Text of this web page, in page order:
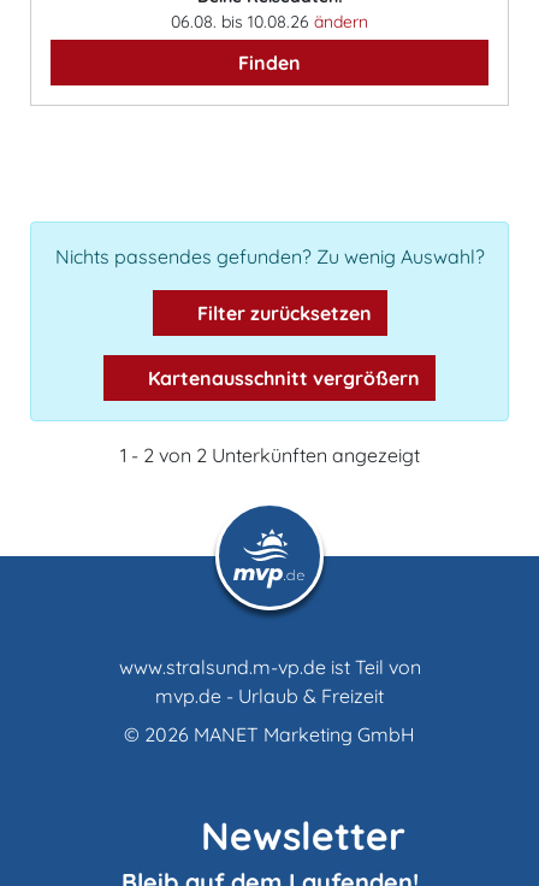
06.08. bis 10.08.26 ändern
Finden
Nichts passendes gefunden? Zu wenig Auswahl?
Filter zurücksetzen
Kartenausschnitt vergrößern
1 - 2 von 2 Unterkünften angezeigt
www.stralsund.m-vp.de ist Teil von
mvp.de - Urlaub & Freizeit
© 2026 MANET Marketing GmbH
Newsletter